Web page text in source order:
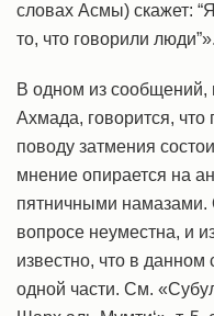
словах Асмы) скажет:
то, что говорили люди”».
В одном из
Ахмада, говорится,
поводу затмения
мнение опирается на
пятничными намазами.
вопросе неуместна, и
известно, что в данном
одной части. См.